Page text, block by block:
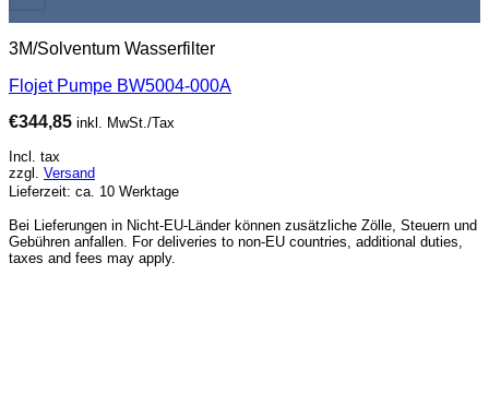
3M/Solventum Wasserfilter
Flojet Pumpe BW5004-000A
€344,85 inkl. MwSt./Tax
Incl. tax
zzgl. Versand
Lieferzeit: ca. 10 Werktage
Bei Lieferungen in Nicht-EU-Länder können zusätzliche Zölle, Steuern und
Gebühren anfallen. For deliveries to non-EU countries, additional duties,
taxes and fees may apply.